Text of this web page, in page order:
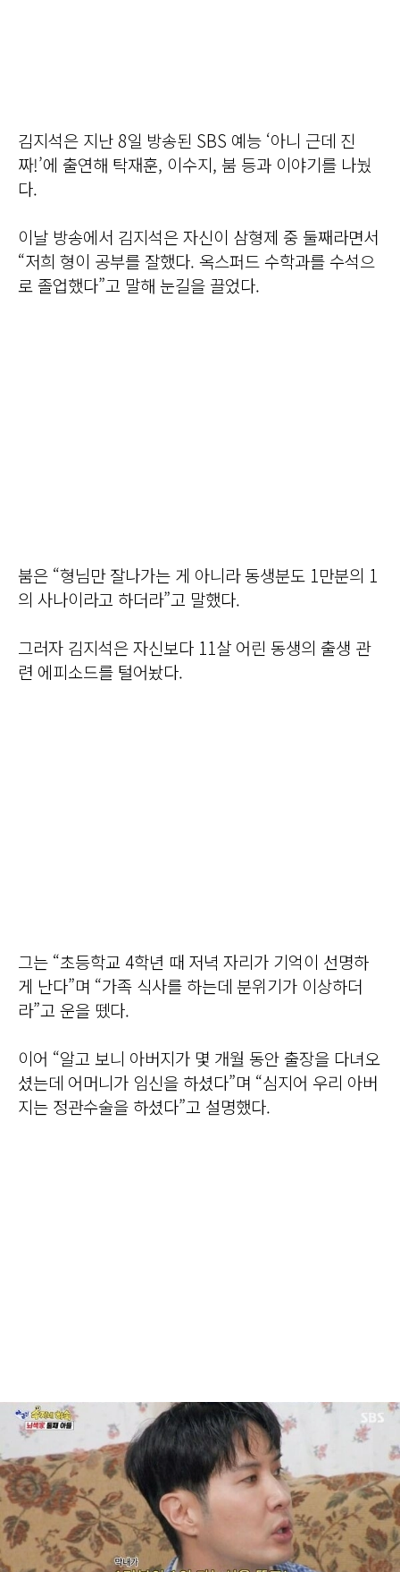
김지석은 지난 8일 방송된 SBS 예능 ‘아니 근데 진
짜!’에 출연해 탁재훈, 이수지, 붐 등과 이야기를 나눴
다.
이날 방송에서 김지석은 자신이 삼형제 중 둘째라면서
“저희 형이 공부를 잘했다. 옥스퍼드 수학과를 수석으
로 졸업했다”고 말해 눈길을 끌었다.
붐은 “형님만 잘나가는 게 아니라 동생분도 1만분의 1
의 사나이라고 하더라”고 말했다.
그러자 김지석은 자신보다 11살 어린 동생의 출생 관
련 에피소드를 털어놨다.
그는 “초등학교 4학년 때 저녁 자리가 기억이 선명하
게 난다”며 “가족 식사를 하는데 분위기가 이상하더
라”고 운을 뗐다.
이어 “알고 보니 아버지가 몇 개월 동안 출장을 다녀오
셨는데 어머니가 임신을 하셨다”며 “심지어 우리 아버
지는 정관수술을 하셨다”고 설명했다.